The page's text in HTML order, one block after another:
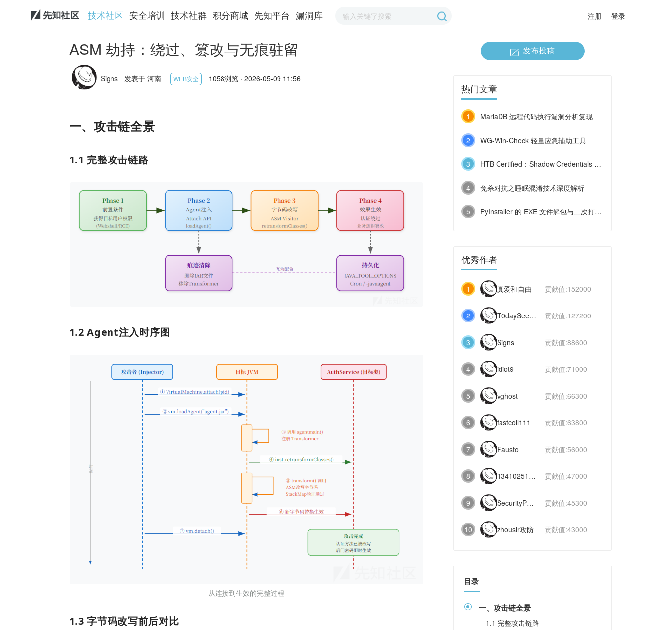
技术社区 安全培训 技术社群 积分商城 先知平台 漏洞库 注册 登录
ASM 劫持：绕过、篡改与无痕驻留
Signs 发表于 河南 WEB安全 1058浏览 · 2026-05-09 11:56
一、攻击链全景
1.1 完整攻击链路
1.2 Agent注入时序图
从连接到生效的完整过程
1.3 字节码改写前后对比
发布投稿
热门文章
1 MariaDB 远程代码执行漏洞分析复现
2 WG-Win-Check 轻量应急辅助工具
3 HTB Certified：Shadow Credentials 与 ESC9 的连环利用
4 免杀对抗之睡眠混淆技术深度解析
5 PyInstaller 的 EXE 文件解包与二次打包技术浅探
优秀作者
1 真爱和自由 贡献值:152000
2 T0daySeeker 贡献值:127200
3 Signs 贡献值:88600
4 idiot9 贡献值:71000
5 vghost 贡献值:66300
6 fastcoll111 贡献值:63800
7 Fausto 贡献值:56000
8 1341025112991831 贡献值:47000
9 SecurityPaper 贡献值:45300
10 zhousir攻防 贡献值:43000
目录
 一、攻击链全景
1.1 完整攻击链路